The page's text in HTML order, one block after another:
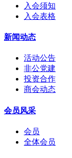
入会须知
入会表格
新闻动态
活动公告
非公党建
投资合作
商会动态
会员风采
会员
全体会员